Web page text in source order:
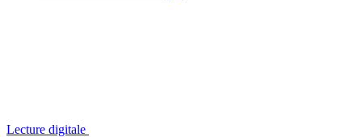
Lecture digitale